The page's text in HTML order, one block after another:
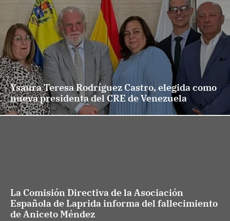
Ysaura Teresa Rodríguez Castro, elegida como
nueva presidenta del CRE de Venezuela
La Comisión Directiva de la Asociación
Española de Laprida informa del fallecimiento
de Aniceto Méndez